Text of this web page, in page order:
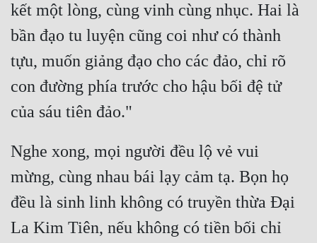
Xuyên Thư
Điền Văn
Đô Thị
Đồng Nhân
Cẩu Đạo Trường Sinh
Ngự Thú
kết một lòng, cùng vinh cùng nhục. Hai là
bần đạo tu luyện cũng coi như có thành
tựu, muốn giảng đạo cho các đảo, chỉ rõ
con đường phía trước cho hậu bối đệ tử
Nghe xong, mọi người đều lộ vẻ vui
mừng, cùng nhau bái lạy cảm tạ. Bọn họ
đều là sinh linh không có truyền thừa Đại
La Kim Tiên, nếu không có tiền bối chỉ